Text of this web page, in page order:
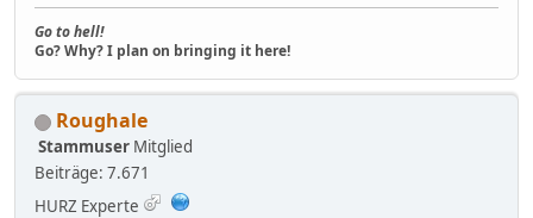
Go to hell!
Go? Why? I plan on bringing it here!
Roughale
Stammuser Mitglied
Beiträge: 7.671
HURZ Experte